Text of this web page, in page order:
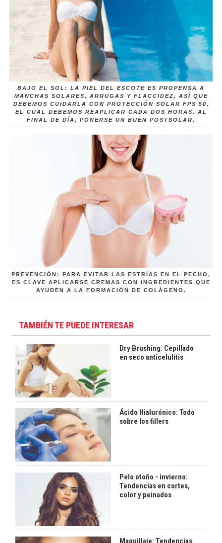
BAJO EL SOL: LA PIEL DEL ESCOTE ES PROPENSA A
MANCHAS SOLARES, ARRUGAS Y FLACCIDEZ, ASÍ QUE
DEBEMOS CUIDARLA CON PROTECCIÓN SOLAR FPS 50,
EL CUAL DEBEMOS REAPLICAR CADA DOS HORAS. AL
FINAL DE DÍA, PONERSE UN BUEN POSTSOLAR.
PREVENCIÓN: PARA EVITAR LAS ESTRÍAS EN EL PECHO,
ES CLAVE APLICARSE CREMAS CON INGREDIENTES QUE
AYUDEN A LA FORMACIÓN DE COLÁGENO.
TAMBIÉN TE PUEDE INTERESAR
Dry Brushing: Cepillado
en seco anticelulitis
Ácido Hialurónico: Todo
sobre los fillers
Pelo otoño - invierno:
Tendencias en cortes,
color y peinados
Maquillaje: Tendencias